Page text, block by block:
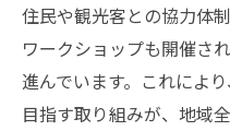
住民や観光客との協力体
ワークショップも開催さ
進んでいます。これによ
目指す取り組みが、地域